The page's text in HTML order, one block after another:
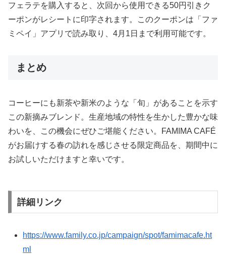
フェラテを購入すると、次回から使用できる50円引きク
ーポンがレシートに印字されます。このクーポンは「ファ
ミペイ」アプリで読み取り、4月1日まで利用可能です。
まとめ
コーヒーにも新茶や新米のような「旬」があることを示す
この新摘みブレンド。生産地域の特性を生かした豊かな味
わいを、この機会にぜひご堪能ください。FAMIMA CAFÉ
がお届けする春の訪れを感じさせる限定商品を、期間中に
お試しいただけますと幸いです。
詳細リンク
https://www.family.co.jp/campaign/spot/famimacafe.ht
ml